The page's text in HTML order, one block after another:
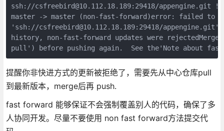
ssh://csfreebird@10.112.18.189:29418/
master -> master (non-fast-forward)error: failed to
'ssh://csfreebird@10.112.18.189:29418/
history, non-fast-forward updates were
提醒你非快进方式的更新被拒绝了，需要先从中心仓库pull
到最新版本，merge后再 push.
fast forward 能够保证不会强制覆盖别人的代码，确保了多
人协同开发。尽量不要使用 non fast forward方法提交代